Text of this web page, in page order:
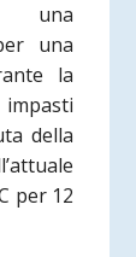
una
una
la
della
per 12